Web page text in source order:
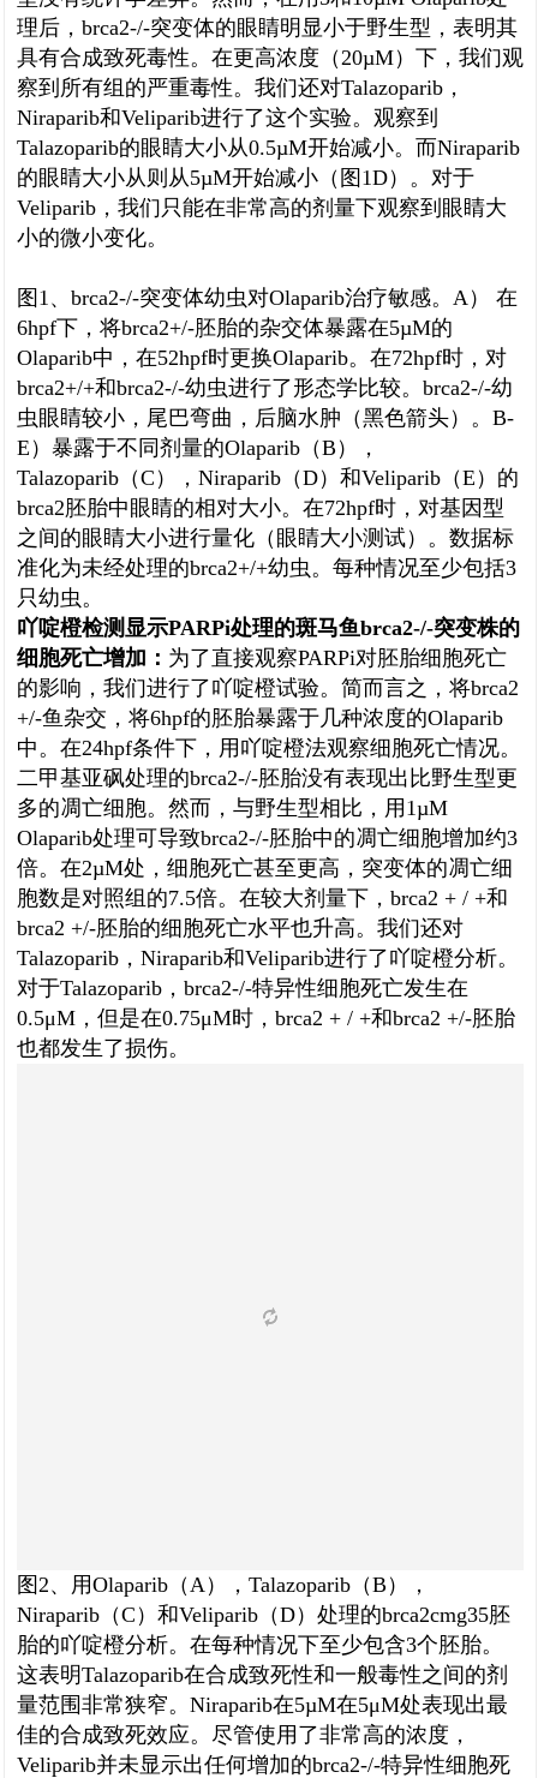
理后，brca2-/-突变体的眼睛明显小于野生型，表明其
具有合成致死毒性。在更高浓度（20µM）下，我们观
察到所有组的严重毒性。我们还对Talazoparib，
Niraparib和Veliparib进行了这个实验。观察到
Talazoparib的眼睛大小从0.5µM开始减小。而Niraparib
的眼睛大小从则从5µM开始减小（图1D）。对于
Veliparib，我们只能在非常高的剂量下观察到眼睛大
小的微小变化。
图1、brca2-/-突变体幼虫对Olaparib治疗敏感。A） 在
6hpf下，将brca2+/-胚胎的杂交体暴露在5µM的
Olaparib中，在52hpf时更换Olaparib。在72hpf时，对
brca2+/+和brca2-/-幼虫进行了形态学比较。brca2-/-幼
虫眼睛较小，尾巴弯曲，后脑水肿（黑色箭头）。B-
E）暴露于不同剂量的Olaparib（B），
Talazoparib（C），Niraparib（D）和Veliparib（E）的
brca2胚胎中眼睛的相对大小。在72hpf时，对基因型
之间的眼睛大小进行量化（眼睛大小测试）。数据标
准化为未经处理的brca2+/+幼虫。每种情况至少包括3
只幼虫。
吖啶橙检测显示PARPi处理的斑马鱼brca2-/-突变株的
细胞死亡增加： 为了直接观察PARPi对胚胎细胞死亡
的影响，我们进行了吖啶橙试验。简而言之，将brca2
+/-鱼杂交，将6hpf的胚胎暴露于几种浓度的Olaparib
中。在24hpf条件下，用吖啶橙法观察细胞死亡情况。
二甲基亚砜处理的brca2-/-胚胎没有表现出比野生型更
多的凋亡细胞。然而，与野生型相比，用1µM
Olaparib处理可导致brca2-/-胚胎中的凋亡细胞增加约3
倍。在2µM处，细胞死亡甚至更高，突变体的凋亡细
胞数是对照组的7.5倍。在较大剂量下，brca2 + / +和
brca2 +/-胚胎的细胞死亡水平也升高。我们还对
Talazoparib，Niraparib和Veliparib进行了吖啶橙分析。
对于Talazoparib，brca2-/-特异性细胞死亡发生在
0.5μM，但是在0.75μM时，brca2 + / +和brca2 +/-胚胎
也都发生了损伤。
图2、用Olaparib（A），Talazoparib（B），
Niraparib（C）和Veliparib（D）处理的brca2cmg35胚
胎的吖啶橙分析。在每种情况下至少包含3个胚胎。
这表明Talazoparib在合成致死性和一般毒性之间的剂
量范围非常狭窄。Niraparib在5µM在5μM处表现出最
佳的合成致死效应。尽管使用了非常高的浓度，
Veliparib并未显示出任何增加的brca2-/-特异性细胞死